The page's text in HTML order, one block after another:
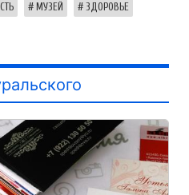
МУЗЕЙ ЗДОРОВЬЕ